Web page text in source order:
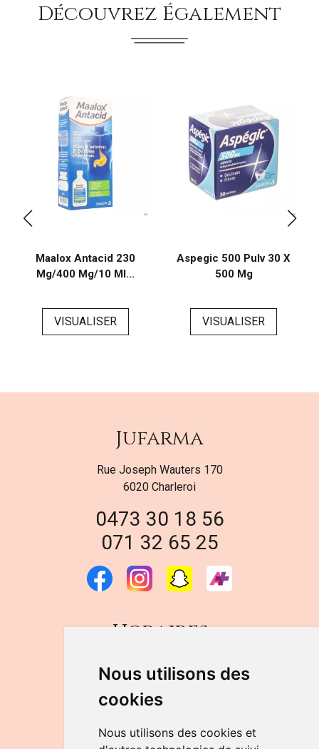
Nous utilisons des
cookies
Nous utilisons des cookies et
Découvrez Également
Maalox Antacid 230
Mg/400 Mg/10 Ml...
VISUALISER
Aspegic 500 Pulv 30 X
500 Mg
VISUALISER
Jufarma
Rue Joseph Wauters 170
6020 Charleroi
0473 30 18 56
071 32 65 25
Horaires
DU LUNDI AU VENDREDI
de 9h à 12h30 et de 14h à 18h
LE SAMEDI
de 9h à 12h30